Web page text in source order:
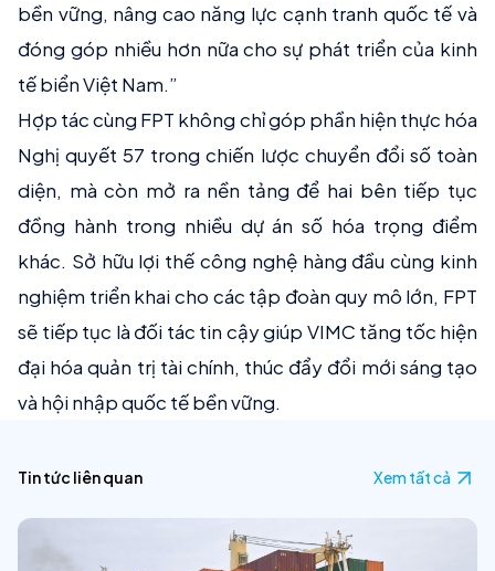
bền vững, nâng cao năng lực cạnh tranh quốc tế và
đóng góp nhiều hơn nữa cho sự phát triển của kinh
tế biển Việt Nam.”
Hợp tác cùng FPT không chỉ góp phần hiện thực hóa
Nghị quyết 57 trong chiến lược chuyển đổi số toàn
diện, mà còn mở ra nền tảng để hai bên tiếp tục
đồng hành trong nhiều dự án số hóa trọng điểm
khác. Sở hữu lợi thế công nghệ hàng đầu cùng kinh
nghiệm triển khai cho các tập đoàn quy mô lớn, FPT
sẽ tiếp tục là đối tác tin cậy giúp VIMC tăng tốc hiện
đại hóa quản trị tài chính, thúc đẩy đổi mới sáng tạo
và hội nhập quốc tế bền vững.
Tin tức liên quan Xem tất cả